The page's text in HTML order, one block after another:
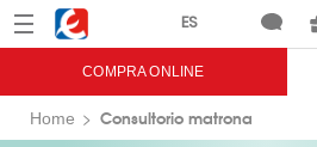
Menú Eroski
COMPRA ONLINE
Home Consultorio matrona